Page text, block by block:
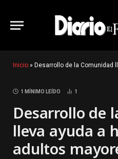
Inicio » Desarrollo de la Comunidad lleva
1 MÍNIMO LEÍDO 1
Desarrollo de
lleva ayuda a
adultos